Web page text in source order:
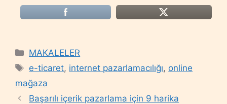
Categories
MAKALELER
Tags
e-ticaret, internet pazarlamacılığı, online
mağaza
Başarılı içerik pazarlama için 9 harika